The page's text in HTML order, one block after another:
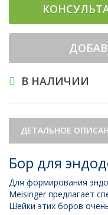
В НАЛИЧИИ
ДЕТАЛЬНОЕ
Бор для
Для формирования
Meisinger предлагает
Шейки этих боров